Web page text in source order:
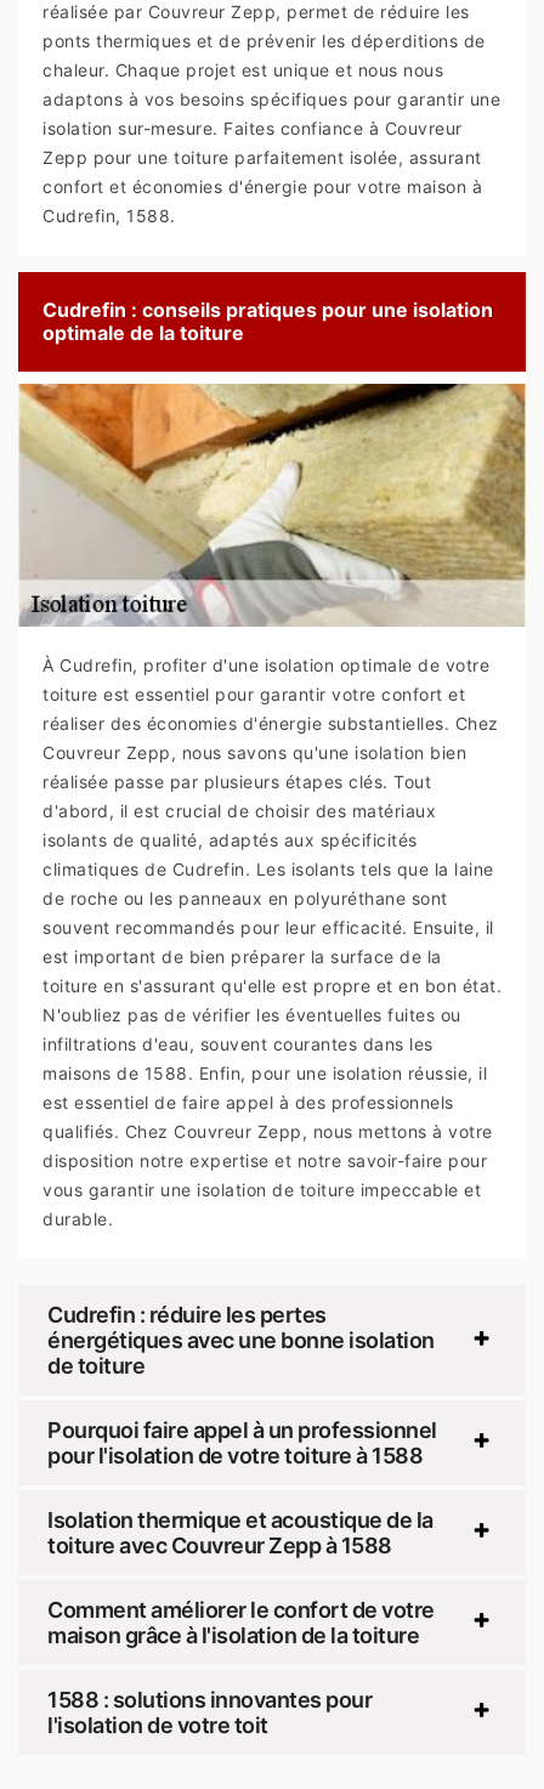
réalisée par Couvreur Zepp, permet de réduire les
ponts thermiques et de prévenir les déperditions de
chaleur. Chaque projet est unique et nous nous
adaptons à vos besoins spécifiques pour garantir une
isolation sur-mesure. Faites confiance à Couvreur
Zepp pour une toiture parfaitement isolée, assurant
confort et économies d'énergie pour votre maison à
Cudrefin, 1588.
Cudrefin : conseils pratiques pour une isolation
optimale de la toiture
À Cudrefin, profiter d'une isolation optimale de votre
toiture est essentiel pour garantir votre confort et
réaliser des économies d'énergie substantielles. Chez
Couvreur Zepp, nous savons qu'une isolation bien
réalisée passe par plusieurs étapes clés. Tout
d'abord, il est crucial de choisir des matériaux
isolants de qualité, adaptés aux spécificités
climatiques de Cudrefin. Les isolants tels que la laine
de roche ou les panneaux en polyuréthane sont
souvent recommandés pour leur efficacité. Ensuite, il
est important de bien préparer la surface de la
toiture en s'assurant qu'elle est propre et en bon état.
N'oubliez pas de vérifier les éventuelles fuites ou
infiltrations d'eau, souvent courantes dans les
maisons de 1588. Enfin, pour une isolation réussie, il
est essentiel de faire appel à des professionnels
qualifiés. Chez Couvreur Zepp, nous mettons à votre
disposition notre expertise et notre savoir-faire pour
vous garantir une isolation de toiture impeccable et
durable.
Cudrefin : réduire les pertes
énergétiques avec une bonne isolation
de toiture
Pourquoi faire appel à un professionnel
pour l'isolation de votre toiture à 1588
Isolation thermique et acoustique de la
toiture avec Couvreur Zepp à 1588
Comment améliorer le confort de votre
maison grâce à l'isolation de la toiture
1588 : solutions innovantes pour
l'isolation de votre toit